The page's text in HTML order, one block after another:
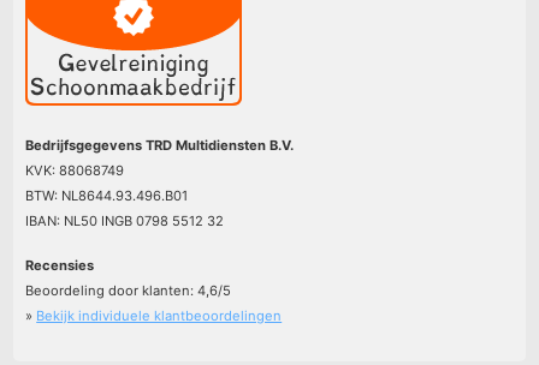
Bedrijfsgegevens TRD Multidiensten B.V.
KVK: 88068749
BTW: NL8644.93.496.B01
IBAN: NL50 INGB 0798 5512 32
Recensies
Beoordeling door klanten:4,6/5
» Bekijk individuele klantbeoordelingen